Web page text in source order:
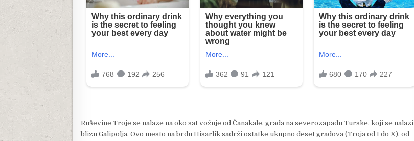
Ruševine Troje se nalaze na oko sat vožnje od Čanakale, grada na severozapadu Turske, koji se nalazi
blizu Galipolja. Ovo mesto na brdu Hisarlik sadrži ostatke ukupno deset gradova (Troja od I do X), od